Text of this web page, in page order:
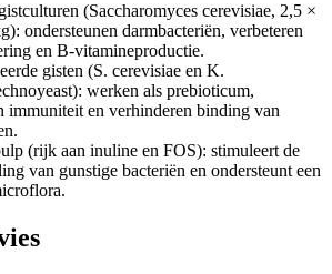
(Saccharomyces cerevisiae, 2,5 ×
ondersteunen darmbacteriën, verbeteren
en B-vitamineproductie.
gisten (S. cerevisiae en K.
werken als prebioticum,
immuniteit en verhinderen binding van
(rijk aan inuline en FOS): stimuleert de
van gunstige bacteriën en ondersteunt een